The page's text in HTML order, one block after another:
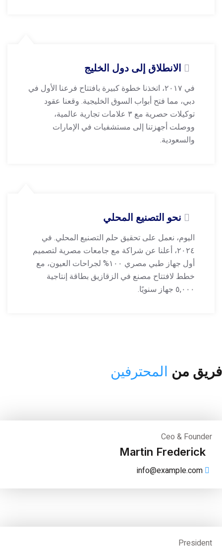
الانطلاق إلى دول الخليج
في ۲۰۱۷، اتخذنا خطوة كبيرة بافتتاح فرعنا الأول في
دبي، مما فتح أبواب السوق الخليجية. وقعنا عقود
توكيلات حصرية مع ۳ علامات تجارية عالمية،
ووصلت أجهزتنا إلى مستشفيات في الإمارات
والسعودية.
نحو التصنيع المحلي
اليوم، نعمل على تحقيق حلم التصنيع المحلي. في
۲۰۲٤، أعلنا عن شراكة مع جامعات مصرية لتصميم
أول جهاز طبي مصري ۱۰۰% لجراحات العيون، مع
خطط لافتتاح مصنع في الزقازيق بطاقة إنتاجية
٥,۰۰۰ جهاز سنويًا.
منالمحترفين
Ceo & Founder
Martin Frederick
President